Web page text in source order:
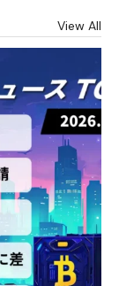
View All